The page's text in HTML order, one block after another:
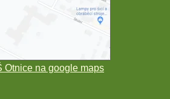
Otnice na google maps